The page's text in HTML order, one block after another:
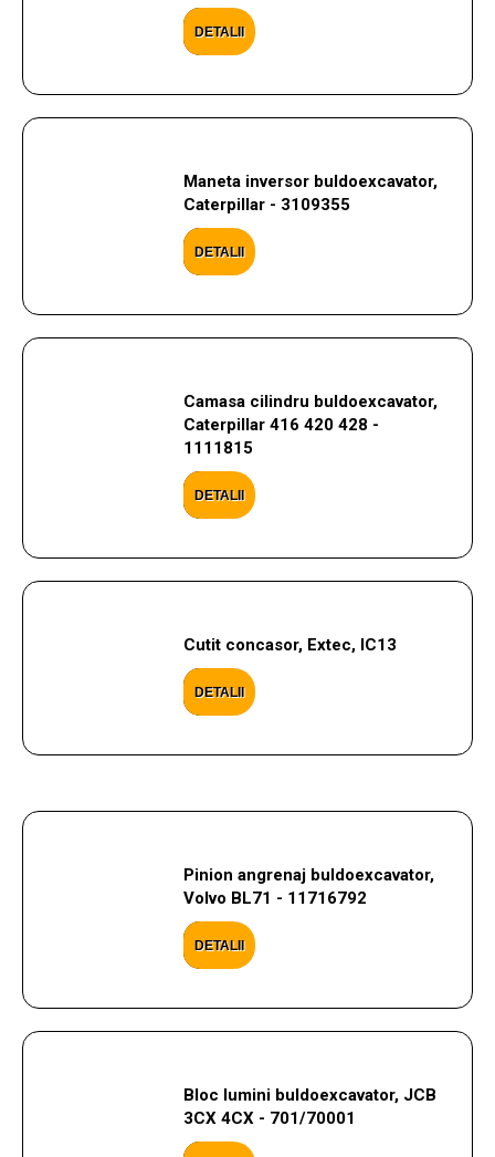
DETALII
Maneta inversor buldoexcavator,
Caterpillar - 3109355
DETALII
Camasa cilindru buldoexcavator,
Caterpillar 416 420 428 -
1111815
DETALII
Cutit concasor, Extec, IC13
DETALII
Pinion angrenaj buldoexcavator,
Volvo BL71 - 11716792
DETALII
Bloc lumini buldoexcavator, JCB
3CX 4CX - 701/70001